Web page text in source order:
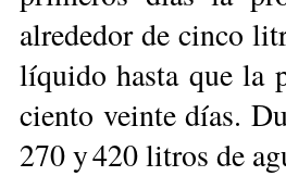
alrededor de cinco
líquido hasta que la
ciento veinte días.
270 y 420 litros de